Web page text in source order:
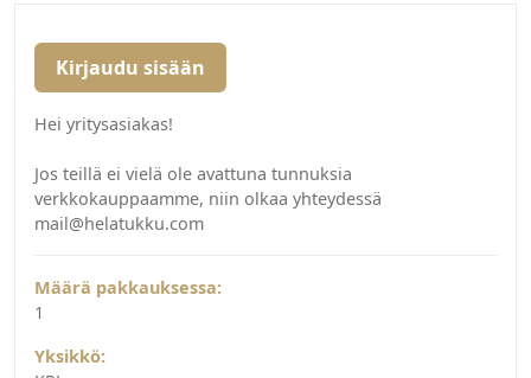
Kirjaudu sisään
Hei yritysasiakas!
Jos teillä ei vielä ole avattuna tunnuksia
verkkokauppaamme, niin olkaa yhteydessä
mail@helatukku.com
Määrä pakkauksessa:
1
Yksikkö: